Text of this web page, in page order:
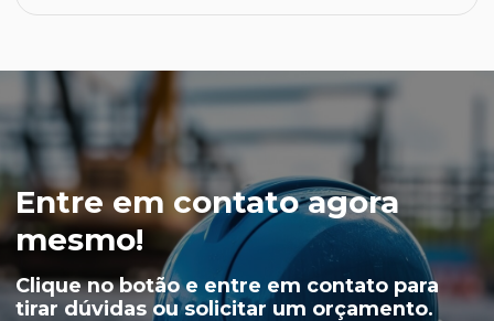
JAPONA FRIGORÍFICA
LUVA NYLON PARA CAMARA FRIA
LUVA VAQUETA TÉRMICA
MEIÃO EM LÃ PARA CAMARA FRIA
CAPUZ PARA CAMARA FRIA
LUVAS
Entre em contato agora
mesmo!
Clique no botão e entre em contato para
tirar dúvidas ou solicitar um orçamento.